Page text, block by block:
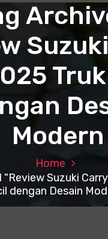
Modern
Home
Suzuki
dengan Desain